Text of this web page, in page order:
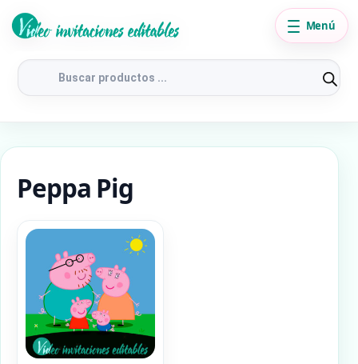
Búsqueda
productos
Menú
Peppa Pig